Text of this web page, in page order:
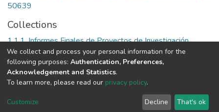
50639
Collections
1.1.1. Informes Finales de Proyectos de Investigación
Full item page
DSpace software copyright © 2002-2026
Cookie
End User
Agreement
Send
Feedback
We collect and process your personal information for the
following purposes: Authentication, Preferences,
Acknowledgement and Statistics.
To learn more, please read our privacy policy.
Customize Decline That's ok